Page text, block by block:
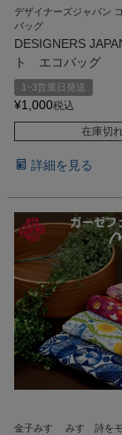
デザイナーズジャパン
バッグ
DESIGNERS
ト エコバッグ
1~3営業日発送
¥1,000税込
在庫切
詳細を見る
金子みすゞ みすゞ詩を